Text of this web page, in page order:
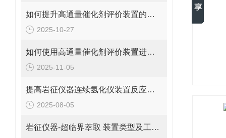
如何提升高通量催化剂评价装置的反应模拟精度？
2025-10-27
如何使用高通量催化剂评价装置进行催化性能测试？
2025-11-05
提高岩征仪器连续氢化仪装置反应效率的技术措施
2025-08-05
岩征仪器-超临界萃取 装置类型及工作过程